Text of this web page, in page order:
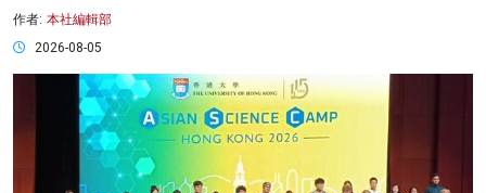
作者: 本社編輯部
2026-08-05